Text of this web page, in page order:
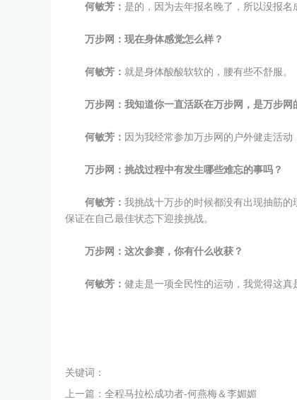
何敏芳： 是的，因为去年报名晚了，所以没报名
万步网：现在身体感觉怎么样？
何敏芳： 就是身体酸酸软软的，腰有些不舒服。
万步网：我知道你一直活跃在万步网，是万步
何敏芳： 因为我经常参加万步网的户外健走活动
万步网：挑战过程中有发生哪些难忘的事吗？
何敏芳： 我挑战十万步的时候都没有出现抽筋
保证在自己最佳状态下迎接挑战。
万步网：这次参赛，你有什么收获？
何敏芳： 健走是一项全民性的运动，我觉得这真
关键词：
上一篇： 全程马拉松成功者-何燕梅＆李媚媚